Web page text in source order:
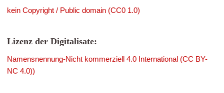
kein Copyright / Public domain (CC0 1.0)
Lizenz der Digitalisate:
Namensnennung-Nicht kommerziell 4.0 International (CC BY-
NC 4.0))